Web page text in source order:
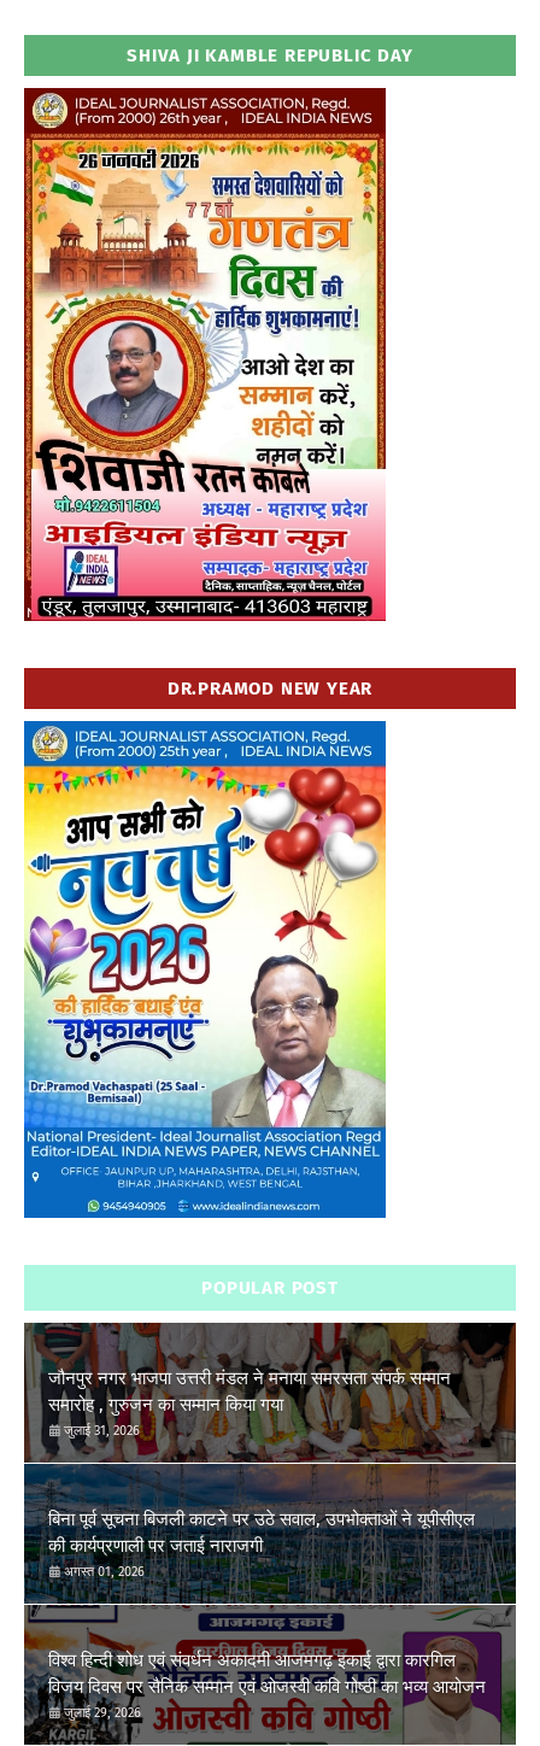
SHIVA JI KAMBLE REPUBLIC DAY
DR.PRAMOD NEW YEAR
POPULAR POST
जौनपुर नगर भाजपा उत्तरी मंडल ने मनाया समरसता संपर्क सम्मान
समारोह , गुरुजन का सम्मान किया गया
जुलाई 31, 2026
बिना पूर्व सूचना बिजली काटने पर उठे सवाल, उपभोक्ताओं ने यूपीसीएल
की कार्यप्रणाली पर जताई नाराजगी
अगस्त 01, 2026
विश्व हिन्दी शोध एवं संवर्धन अकादमी आजमगढ़ इकाई द्वारा कारगिल
विजय दिवस पर सैनिक सम्मान एवं ओजस्वी कवि गोष्ठी का भव्य आयोजन
जुलाई 29, 2026